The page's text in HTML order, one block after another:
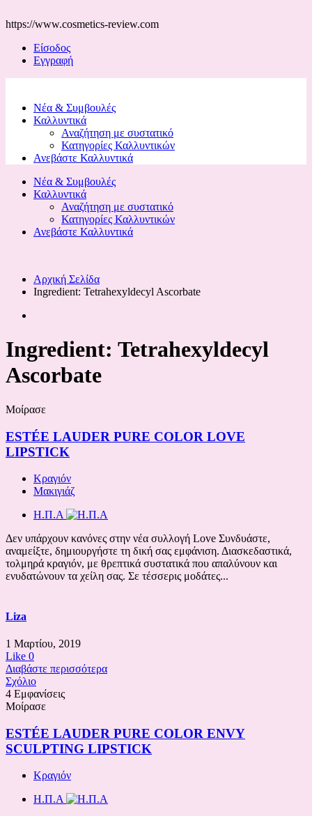
https://www.cosmetics-review.com
Είσοδος
Εγγραφή
Νέα & Συμβουλές
Καλλυντικά
Αναζήτηση με συστατικό
Κατηγορίες Καλλυντικών
Ανεβάστε Καλλυντικά
Νέα & Συμβουλές
Καλλυντικά
Αναζήτηση με συστατικό
Κατηγορίες Καλλυντικών
Ανεβάστε Καλλυντικά
Αρχική Σελίδα
Ingredient: Tetrahexyldecyl Ascorbate
Ingredient: Tetrahexyldecyl
Ascorbate
Μοίρασε
ESTÉE LAUDER PURE COLOR LOVE
LIPSTICK
Κραγιόν
Μακιγιάζ
Η.Π.Α
Δεν υπάρχουν κανόνες στην νέα συλλογή Love Συνδυάστε,
αναμείξτε, δημιουργήστε τη δική σας εμφάνιση. Διασκεδαστικά,
τολμηρά κραγιόν, με θρεπτικά συστατικά που απαλύνουν και
ενυδατώνουν τα χείλη σας. Σε τέσσερις μοδάτες...
Liza
1 Μαρτίου, 2019
Like 0
Διαβάστε περισσότερα
Σχόλιο
4 Εμφανίσεις
Μοίρασε
ESTÉE LAUDER PURE COLOR ENVY
SCULPTING LIPSTICK
Κραγιόν
Η.Π.Α